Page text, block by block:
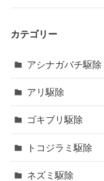
カテゴリー
アシナガバチ駆除
アリ駆除
ゴキブリ駆除
トコジラミ駆除
ネズミ駆除